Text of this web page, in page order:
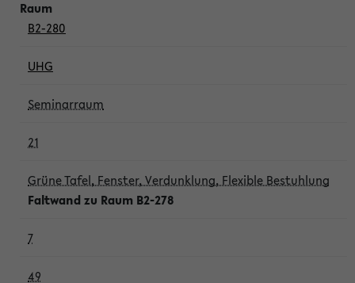
B2-280
UHG
Seminarraum
21
Grüne Tafel, Fenster, Verdunklung, Flexible Bestuhlung
Faltwand zu Raum B2-278
7
49